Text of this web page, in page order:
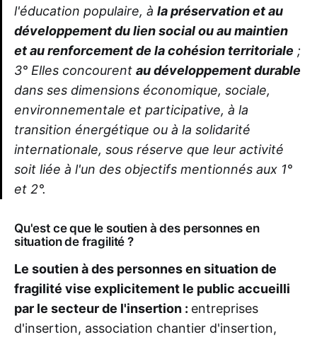
l'éducation populaire, à la préservation et au
développement du lien social ou au maintien
et au renforcement de la cohésion territoriale ;
3° Elles concourent au développement durable
dans ses dimensions économique, sociale,
environnementale et participative, à la
transition énergétique ou à la solidarité
internationale, sous réserve que leur activité
soit liée à l'un des objectifs mentionnés aux 1°
et 2°.
Qu'est ce que le soutien à des personnes en
situation de fragilité ?
Le soutien à des personnes en situation de
fragilité vise explicitement le public accueilli
par le secteur de l'insertion : entreprises
d'insertion, association chantier d'insertion,